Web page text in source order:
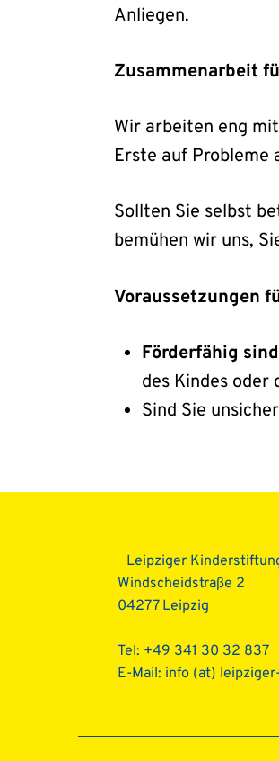
Anliegen.
Zusammenarbeit
Wir arbeiten eng
Erste auf Probleme
Sollten Sie selbst
bemühen wir uns,
Voraussetzungen
Förderfähig
des Kindes oder
Sind Sie
Leipziger
Windscheidstraße 2
04277 Leipzig
Tel: +49 341 30 32 837
E-Mail: info (at)